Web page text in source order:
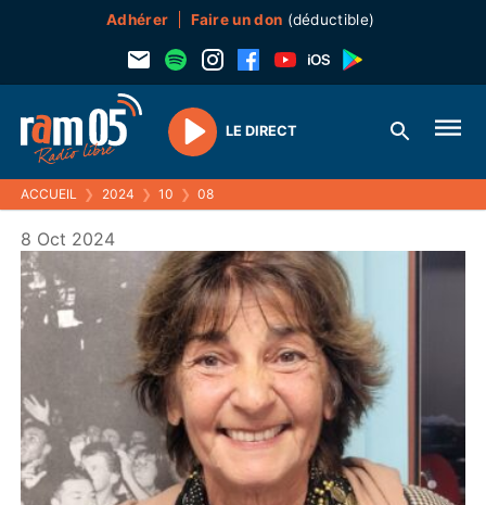
Adhérer Faire un don (déductible)
Play
LE DIRECT
ACCUEIL ❯ 2024 ❯ 10 ❯ 08
8 Oct 2024